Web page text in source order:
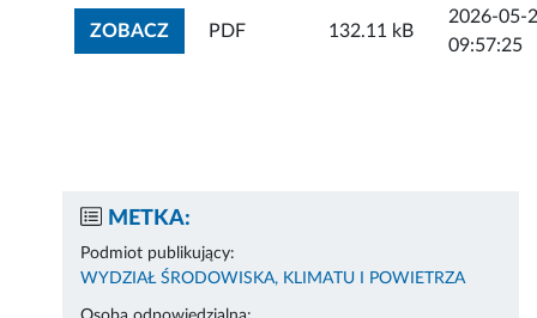
ZOBACZZOBACZ ZAŁĄCZNIK
PDF 132.11 kB
2026-05-
09:57:25
METKA:
Podmiot publikujący:
WYDZIAŁ ŚRODOWISKA, KLIMATU I POWIETRZA